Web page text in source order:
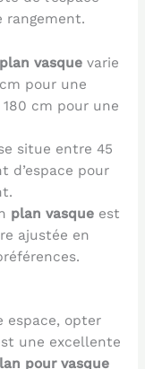
plan vasquevarie
pour une
cm pour une
situe entre 45
d’espace pour
plan vasqueest
ajustée en
espace, opter
une excellente
pour vasque